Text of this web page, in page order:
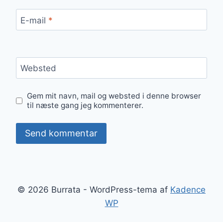
E-mail *
Websted
Gem mit navn, mail og websted i denne browser
til næste gang jeg kommenterer.
© 2026 Burrata - WordPress-tema af Kadence
WP